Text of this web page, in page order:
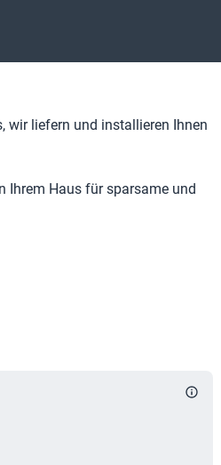
wir liefern und installieren Ihnen
Ihrem Haus für sparsame und